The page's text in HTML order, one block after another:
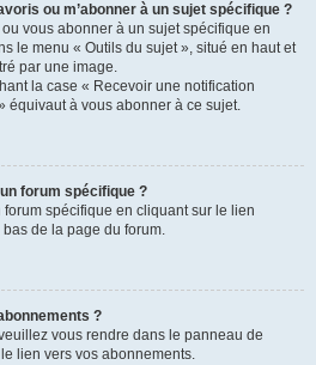
ou m’abonner à un sujet spécifique ?
vous abonner à un sujet spécifique en
le menu « Outils du sujet », situé en haut et
par une image.
la case « Recevoir une notification
équivaut à vous abonner à ce sujet.
forum spécifique ?
spécifique en cliquant sur le lien
de la page du forum.
?
vous rendre dans le panneau de
lien vers vos abonnements.